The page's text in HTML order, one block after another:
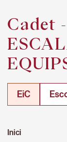
Cadet
EiC
Inici